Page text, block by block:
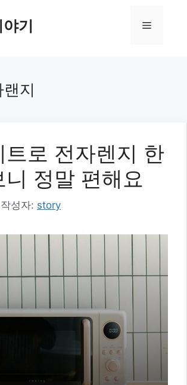
기 메
지
트로 전자렌지 한
니 정말 편해요
작성자: story